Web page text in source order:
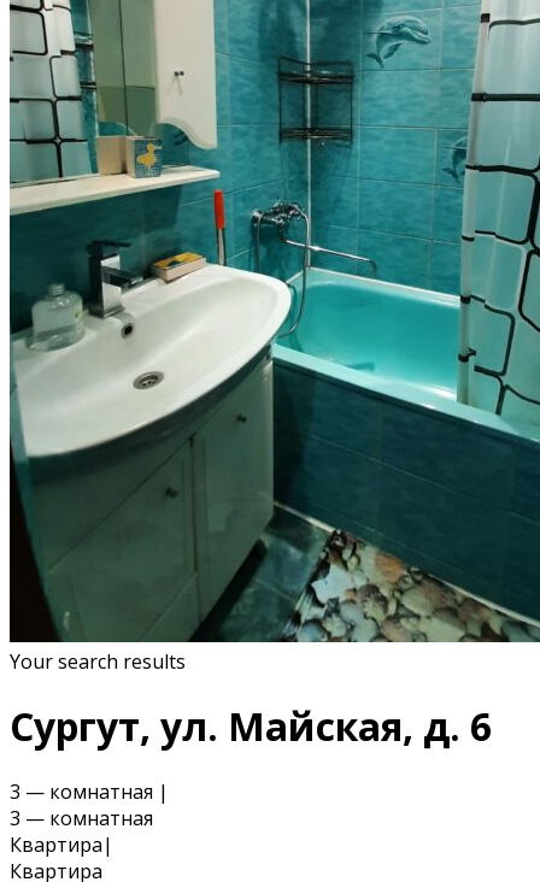
Your search results
Сургут, ул. Майская, д. 6
3 — комнатная |
3 — комнатная
Квартира|
Квартира